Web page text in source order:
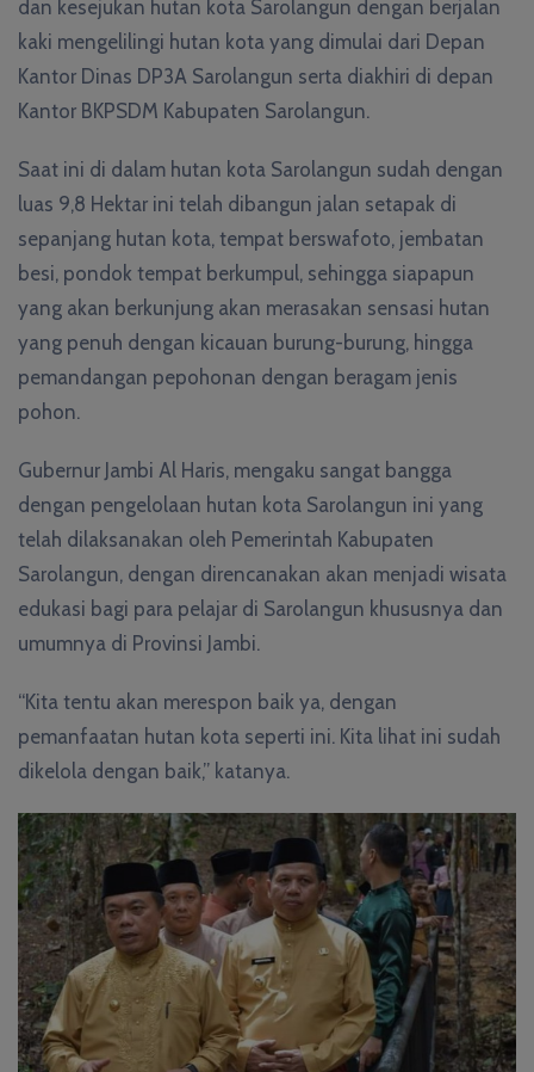
dan kesejukan hutan kota Sarolangun dengan berjalan
kaki mengelilingi hutan kota yang dimulai dari Depan
Kantor Dinas DP3A Sarolangun serta diakhiri di depan
Kantor BKPSDM Kabupaten Sarolangun.
Saat ini di dalam hutan kota Sarolangun sudah dengan
luas 9,8 Hektar ini telah dibangun jalan setapak di
sepanjang hutan kota, tempat berswafoto, jembatan
besi, pondok tempat berkumpul, sehingga siapapun
yang akan berkunjung akan merasakan sensasi hutan
yang penuh dengan kicauan burung-burung, hingga
pemandangan pepohonan dengan beragam jenis
pohon.
Gubernur Jambi Al Haris, mengaku sangat bangga
dengan pengelolaan hutan kota Sarolangun ini yang
telah dilaksanakan oleh Pemerintah Kabupaten
Sarolangun, dengan direncanakan akan menjadi wisata
edukasi bagi para pelajar di Sarolangun khususnya dan
umumnya di Provinsi Jambi.
“Kita tentu akan merespon baik ya, dengan
pemanfaatan hutan kota seperti ini. Kita lihat ini sudah
dikelola dengan baik,” katanya.